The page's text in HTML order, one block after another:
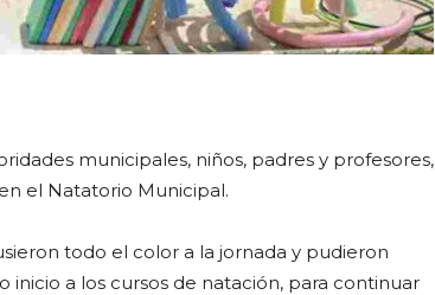
municipales, niños, padres y profesores,
el Natatorio Municipal.
todo el color a la jornada y pudieron
a los cursos de natación, para continuar